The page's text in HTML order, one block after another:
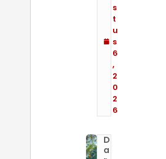
s
t
u
s
6
,
2
0
2
6
D
a